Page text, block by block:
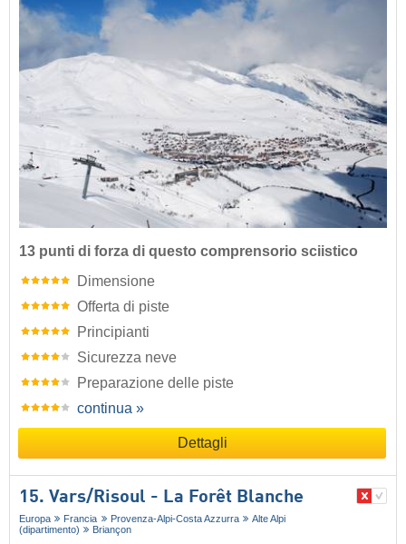
13 punti di forza di questo comprensorio sciistico
Dimensione
Offerta di piste
Principianti
Sicurezza neve
Preparazione delle piste
continua »
Dettagli
15. Vars/​Risoul - La Forêt Blanche
Europa Francia Provenza-Alpi-Costa Azzurra
Alte Alpi
(dipartimento)
Briançon